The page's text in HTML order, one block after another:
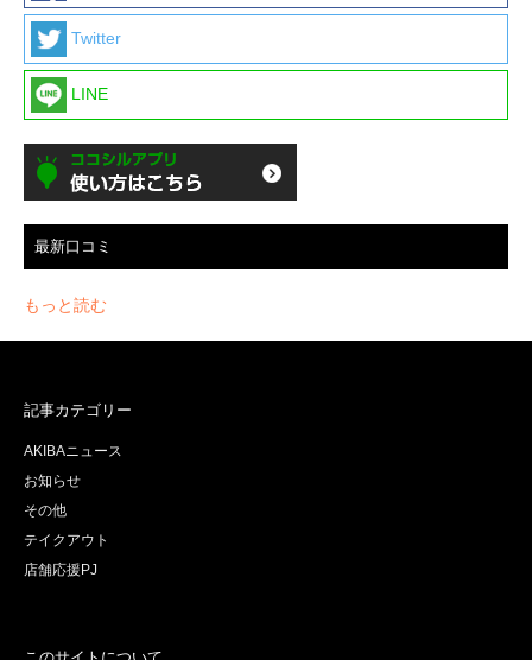
Twitter
LINE
最新口コミ
もっと読む
記事カテゴリー
AKIBAニュース
お知らせ
その他
テイクアウト
店舗応援PJ